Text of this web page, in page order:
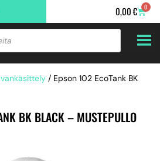
0,00€ 0
/ Epson 102 EcoTank BK
BK BLACK – MUSTEPULLO